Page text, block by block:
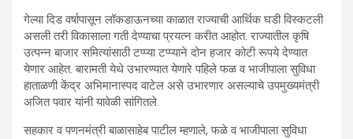
गेल्या दिड वर्षापासून लॉकडाऊनच्या काळात राज्याची आर्थिक घडी विस्कटली
असली तरी विकासाला गती देण्याचा प्रयत्न करीत आहोत. राज्यातील कृषि
उत्पन्न बाजार समित्यांसाठी टप्प्या टप्प्याने दोन हजार कोटी रूपये देण्यात
येणार आहेत. बारामती येथे उभारण्यात येणारे पहिले फळ व भाजीपाला सुविधा
हाताळणी केंद्र अभिमानास्पद वाटेल असे उभारणार असल्याचे उपमुख्यमंत्री
अजित पवार यांनी यावेळी सांगितले.
सहकार व पणनमंत्री बाळासाहेब पाटील म्हणाले, फळे व भाजीपाला सुविधा